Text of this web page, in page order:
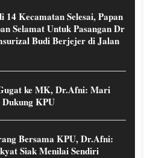
14 Kecamatan Selesai, Papan
Selamat Untuk Pasangan Dr
Budi Berjejer di Jalan
ke MK, Dr.Afni: Mari
KPU
Bersama KPU, Dr.Afni:
Siak Menilai Sendiri